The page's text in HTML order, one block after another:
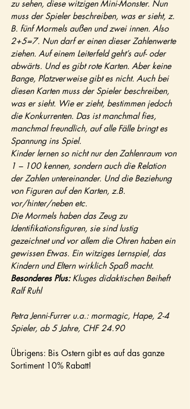
zu sehen, diese witzigen Mini-Monster. Nun
muss der Spieler beschreiben, was er sieht, z.
B. fünf Mormels außen und zwei innen. Also
2+5=7. Nun darf er einen dieser Zahlenwerte
ziehen. Auf einem Leiterfeld geht’s auf- oder
abwärts. Und es gibt rote Karten. Aber keine
Bange, Platzverweise gibt es nicht. Auch bei
diesen Karten muss der Spieler beschreiben,
was er sieht. Wie er zieht, bestimmen jedoch
die Konkurrenten. Das ist manchmal fies,
manchmal freundlich, auf alle Fälle bringt es
Spannung ins Spiel.
Kinder lernen so nicht nur den Zahlenraum von
1 – 100 kennen, sondern auch die Relation
der Zahlen untereinander. Und die Beziehung
von Figuren auf den Karten, z.B.
vor/hinter/neben etc.
Die Mormels haben das Zeug zu
Identifikationsfiguren, sie sind lustig
gezeichnet und vor allem die Ohren haben ein
gewissen Etwas. Ein witziges Lernspiel, das
Kindern und Eltern wirklich Spaß macht.
Besonderes Plus: Kluges didaktischen Beiheft
Ralf Ruhl
Petra Jenni-Furrer u.a.: mormagic, Hape, 2-4
Spieler, ab 5 Jahre, CHF 24.90
Übrigens: Bis Ostern gibt es auf das ganze
Sortiment 10% Rabatt!